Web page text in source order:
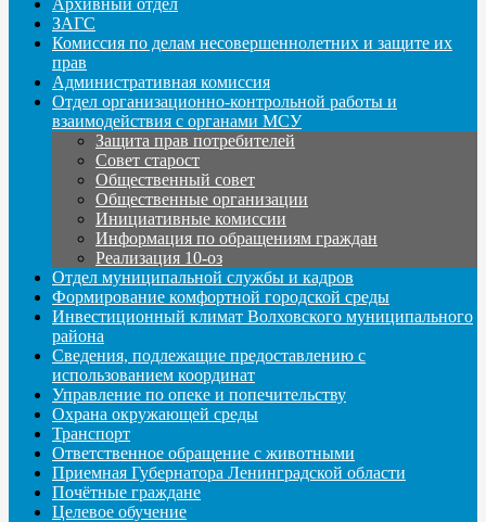
ЗАГС
Комиссия по делам несовершеннолетних и защите их
прав
Административная комиссия
Отдел организационно-контрольной работы и
взаимодействия с органами МСУ
Защита прав потребителей
Совет старост
Общественный совет
Общественные организации
Инициативные комиссии
Информация по обращениям граждан
Реализация 10-оз
Отдел муниципальной службы и кадров
Формирование комфортной городской среды
Инвестиционный климат Волховского муниципального
района
Сведения, подлежащие предоставлению с
использованием координат
Управление по опеке и попечительству
Охрана окружающей среды
Транспорт
Ответственное обращение с животными
Приемная Губернатора Ленинградской области
Почётные граждане
Целевое обучение